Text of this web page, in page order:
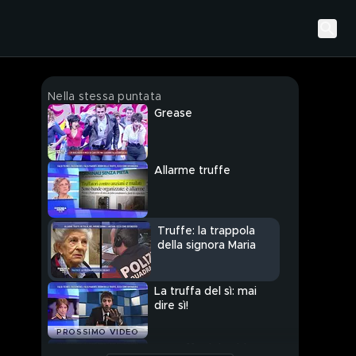
Nella stessa puntata
Grease
Allarme truffe
Truffe: la trappola
della signora Maria
PROSSIMO VIDEO
La truffa del sì: mai
dire sì!